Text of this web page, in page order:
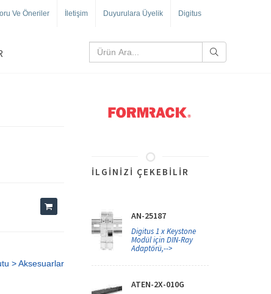
Ve Öneriler İletişim Duyurulara Üyelik Digitus
> Aksesuarlar
İLGINIZI ÇEKEBILIR
AN-25187
Digitus 1 x Keystone
Modül için DIN-Ray
Adaptörü,-->
ATEN-2X-010G